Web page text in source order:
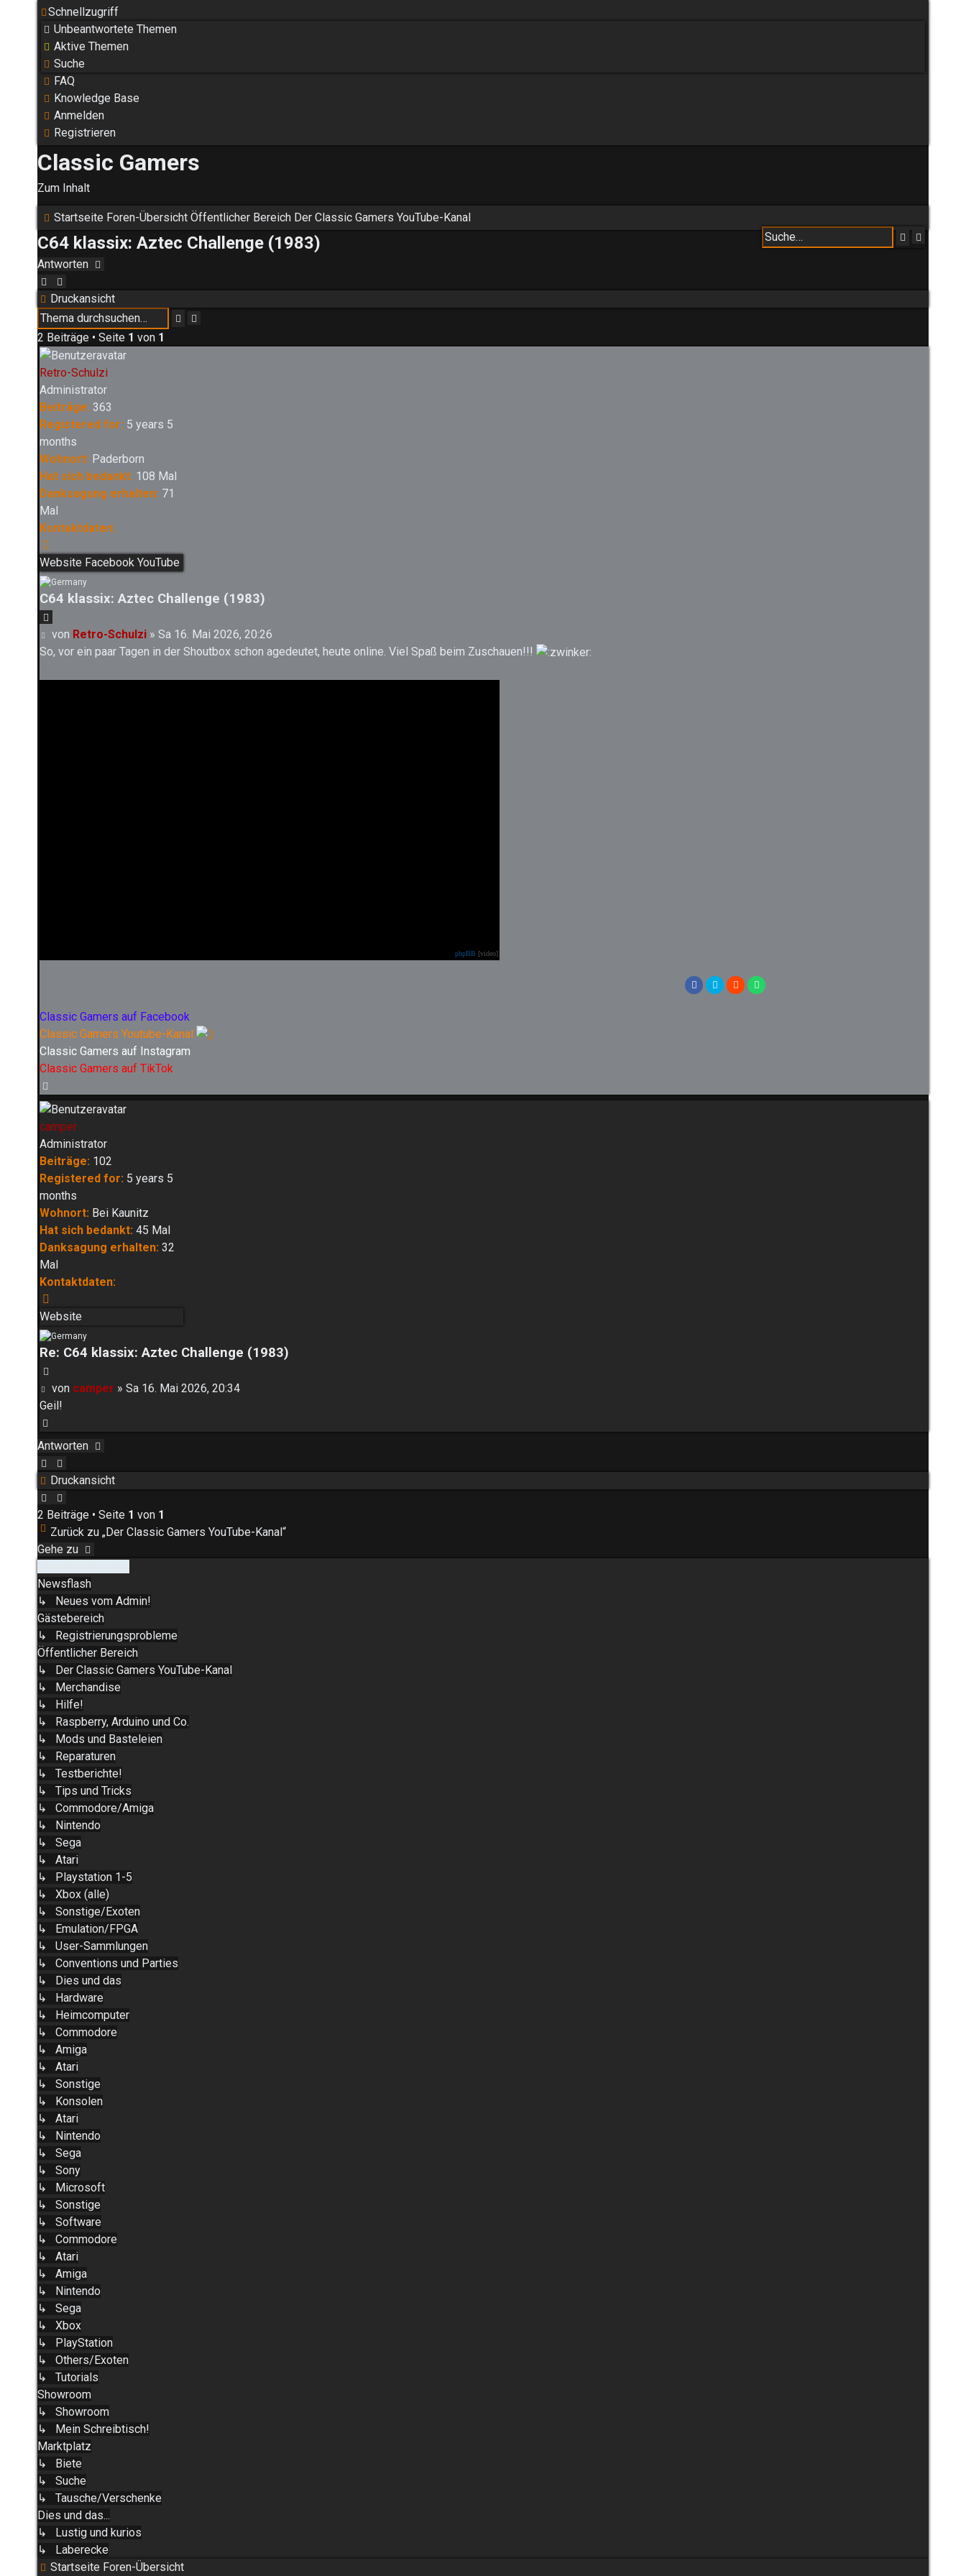
Schnellzugriff
Unbeantwortete Themen
Aktive Themen
Suche
FAQ
Knowledge Base
Anmelden
Registrieren
Classic Gamers
Zum Inhalt
Startseite Foren-Übersicht Öffentlicher Bereich Der Classic Gamers YouTube-Kanal
Suche
C64 klassix: Aztec Challenge (1983)
Antworten
Druckansicht
Suche
2 Beiträge • Seite 1 von 1
Retro-Schulzi
Administrator
Beiträge: 363
Registered for: 5 years 5
months
Wohnort: Paderborn
Hat sich bedankt: 108 Mal
Danksagung erhalten: 71
Mal
Kontaktdaten:
von
Retro-
Schulzi
Website Facebook YouTube
C64 klassix: Aztec Challenge (1983)
Beitrag
von Retro-Schulzi» Sa 16. Mai 2026, 20:26
So, vor ein paar Tagen in der Shoutbox schon agedeutet, heute online. Viel Spaß beim Zuschauen!!!
phpBB [video]
Classic Gamers auf Facebook
Classic Gamers Youtube-Kanal
Classic Gamers auf Instagram
Classic Gamers auf TikTok
oben
camper
Administrator
Beiträge: 102
Registered for: 5 years 5
months
Wohnort: Bei Kaunitz
Hat sich bedankt: 45 Mal
Danksagung erhalten: 32
Mal
Kontaktdaten:
von
camper
Website
Re: C64 klassix: Aztec Challenge (1983)
Beitrag
von camper » Sa 16. Mai 2026, 20:34
Geil!
oben
Antworten
Druckansicht
2 Beiträge • Seite 1 von 1
Zurück zu „Der Classic Gamers YouTube-Kanal“
Gehe zu
Newsflash
↳ Neues vom Admin!
Gästebereich
↳ Registrierungsprobleme
Öffentlicher Bereich
↳ Der Classic Gamers YouTube-Kanal
↳ Merchandise
↳ Hilfe!
↳ Raspberry, Arduino und Co.
↳ Mods und Basteleien
↳ Reparaturen
↳ Testberichte!
↳ Tips und Tricks
↳ Commodore/Amiga
↳ Nintendo
↳ Sega
↳ Atari
↳ Playstation 1-5
↳ Xbox (alle)
↳ Sonstige/Exoten
↳ Emulation/FPGA
↳ User-Sammlungen
↳ Conventions und Parties
↳ Dies und das
↳ Hardware
↳ Heimcomputer
↳ Commodore
↳ Amiga
↳ Atari
↳ Sonstige
↳ Konsolen
↳ Atari
↳ Nintendo
↳ Sega
↳ Sony
↳ Microsoft
↳ Sonstige
↳ Software
↳ Commodore
↳ Atari
↳ Amiga
↳ Nintendo
↳ Sega
↳ Xbox
↳ PlayStation
↳ Others/Exoten
↳ Tutorials
Showroom
↳ Showroom
↳ Mein Schreibtisch!
Marktplatz
↳ Biete
↳ Suche
↳ Tausche/Verschenke
Dies und das...
↳ Lustig und kurios
↳ Laberecke
Startseite Foren-Übersicht